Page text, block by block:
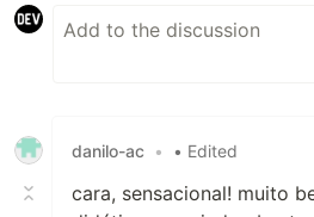
danilo-ac • • Edited
cara, sensacional! muito